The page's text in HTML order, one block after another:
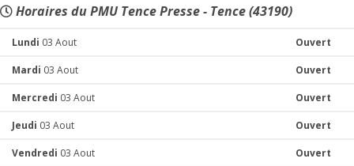
Horaires du PMU Tence Presse - Tence (43190)
Lundi 03 Aout Ouvert
Mardi 03 Aout Ouvert
Mercredi 03 Aout Ouvert
Jeudi 03 Aout Ouvert
Vendredi 03 Aout Ouvert